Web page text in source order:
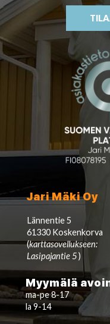
Jari Mäki Oy
Lännentie 5
61330 Koskenkorva
(karttasovellukseen:
Lasipajantie 5)
Myymälä
ma-pe 8-17
la 9-14